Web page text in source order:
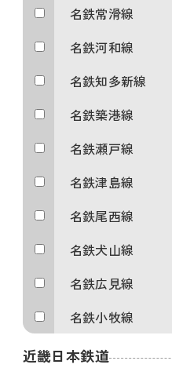
名鉄常滑線
名鉄河和線
名鉄知多新線
名鉄築港線
名鉄瀬戸線
名鉄津島線
名鉄尾西線
名鉄犬山線
名鉄広見線
名鉄小牧線
近畿日本鉄道